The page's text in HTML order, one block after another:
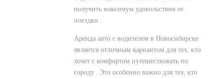
получить максимум удовольствия от
поездки .
Аренда авто с водителем в Новосибирске
является отличным вариантом для тех, кто
хочет с комфортом путешествовать по
городу . Это особенно важно для тех, кто